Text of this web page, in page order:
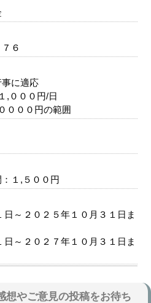
６
に適応
,０００円/日
０００円の範囲
１,５００円
日～２０２５年１０月３１日ま
～２０２７年１０月３１日ま
想やご意見の投稿をお待ち